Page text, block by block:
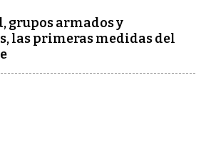
grupos armados y
las primeras medidas del